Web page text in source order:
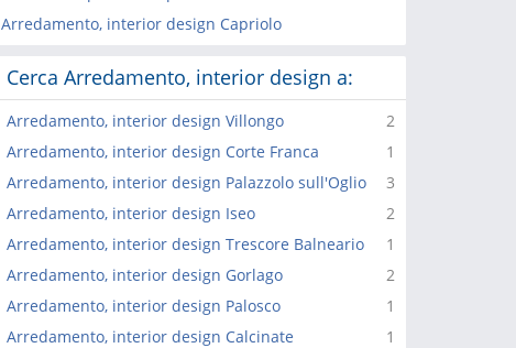
Arredamento, interior design Capriolo
Cerca Arredamento, interior design a:
2
Arredamento, interior design Villongo
1
Arredamento, interior design Corte Franca
3
Arredamento, interior design Palazzolo sull'Oglio
2
Arredamento, interior design Iseo
1
Arredamento, interior design Trescore Balneario
2
Arredamento, interior design Gorlago
1
Arredamento, interior design Palosco
1
Arredamento, interior design Calcinate